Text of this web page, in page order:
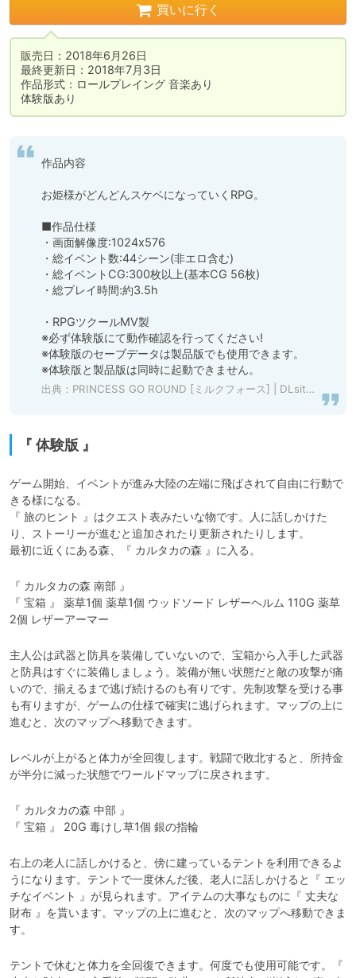
買いに行く
販売日：2018年6月26日
最終更新日：2018年7月3日
作品形式：ロールプレイング 音楽あり
体験版あり
作品内容
お姫様がどんどんスケベになっていくRPG。
■作品仕様
・画面解像度:1024x576
・総イベント数:44シーン(非エロ含む)
・総イベントCG:300枚以上(基本CG 56枚)
・総プレイ時間:約3.5h
・RPGツクールMV製
※必ず体験版にて動作確認を行ってください!
※体験版のセーブデータは製品版でも使用できます。
出典： PRINCESS GO ROUND [ミルクフォース] | DLsite 同人 - R18
『 体験版 』
ゲーム開始、イベントが進み大陸の左端に飛ばされて自由に行動で
きる様になる。
『 旅のヒント 』はクエスト表みたいな物です。人に話しかけた
り、ストーリーが進むと追加されたり更新されたりします。
最初に近くにある森、『 カルタカの森 』に入る。
『 カルタカの森 南部 』
『 宝箱 』 薬草1個 薬草1個 ウッドソード レザーヘルム 110G 薬草
2個 レザーアーマー
主人公は武器と防具を装備していないので、宝箱から入手した武器
と防具はすぐに装備しましょう。装備が無い状態だと敵の攻撃が痛
いので、揃えるまで逃げ続けるのも有りです。先制攻撃を受ける事
も有りますが、ゲームの仕様で確実に逃げられます。マップの上に
進むと、次のマップへ移動できます。
レベルが上がると体力が全回復します。戦闘で敗北すると、所持金
が半分に減った状態でワールドマップに戻されます。
『 カルタカの森 中部 』
『 宝箱 』 20G 毒けし草1個 銀の指輪
右上の老人に話しかけると、傍に建っているテントを利用できるよ
うになります。テントで一度休んだ後、老人に話しかけると『 エッ
チなイベント 』が見られます。アイテムの大事なものに『 丈夫な
財布 』を貰います。マップの上に進むと、次のマップへ移動できま
す。
テントで休むと体力を全回復できます。何度でも使用可能です。『